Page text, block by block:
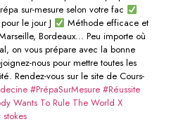
sur-mesure selon votre fac
le jour J
Méthode efficace et
Bordeaux… Peu importe où
on vous prépare avec la bonne
nous pour mettre toutes les
Rendez-vous sur le site de Cours-
#PrépaSurMesure #Réussite
Wants To Rule The World X